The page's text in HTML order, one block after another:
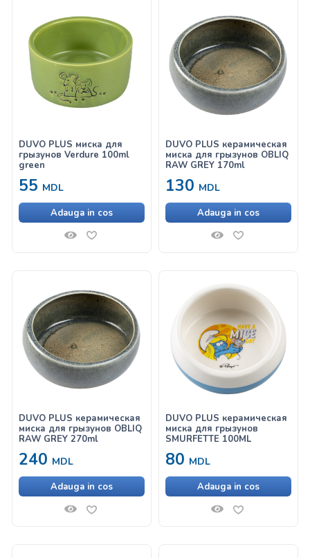
DUVO PLUS миска для
грызунов Verdure 100ml
green
55 MDL
Adauga in cos
DUVO PLUS керамическая
миска для грызунов OBLIQ
RAW GREY 170ml
130 MDL
Adauga in cos
DUVO PLUS керамическая
миска для грызунов OBLIQ
RAW GREY 270ml
240 MDL
Adauga in cos
DUVO PLUS керамическая
миска для грызунов
SMURFETTE 100ML
80 MDL
Adauga in cos